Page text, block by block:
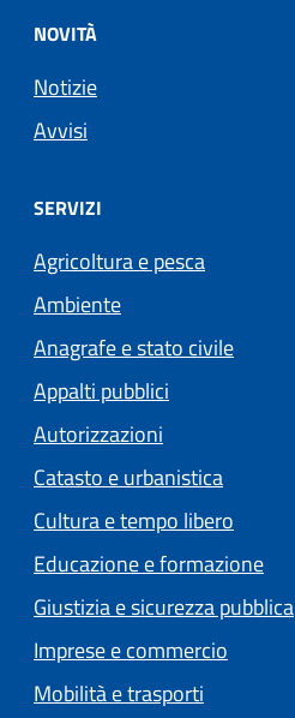
NOVITÀ
Notizie
Avvisi
SERVIZI
Agricoltura e pesca
Ambiente
Anagrafe e stato civile
Appalti pubblici
Autorizzazioni
Catasto e urbanistica
Cultura e tempo libero
Educazione e formazione
Giustizia e sicurezza pubblica
Imprese e commercio
Mobilità e trasporti